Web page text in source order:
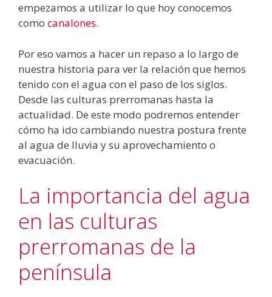
empezamos a utilizar lo que hoy conocemos
como canalones.
Por eso vamos a hacer un repaso a lo largo de
nuestra historia para ver la relación que hemos
tenido con el agua con el paso de los siglos.
Desde las culturas prerromanas hasta la
actualidad. De este modo podremos entender
cómo ha ido cambiando nuestra postura frente
al agua de lluvia y su aprovechamiento o
evacuación.
La importancia del agua
en las culturas
prerromanas de la
península